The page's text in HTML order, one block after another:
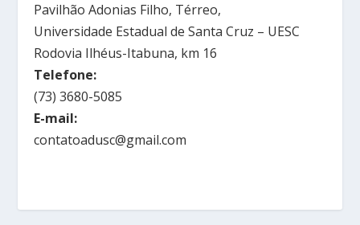
Pavilhão Adonias Filho, Térreo,
Universidade Estadual de Santa Cruz – UESC
Rodovia Ilhéus-Itabuna, km 16
Telefone:
(73) 3680-5085
E-mail:
contatoadusc@gmail.com